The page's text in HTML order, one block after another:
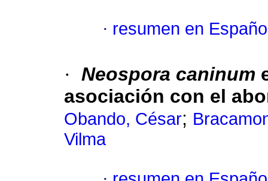
· resumen en
· Neospora caninum
asociación con el
Obando, César;
Vilma